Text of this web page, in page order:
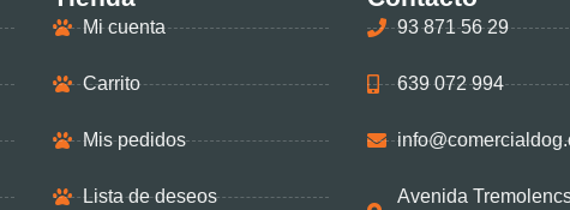
Mi cuenta
Carrito
Mis pedidos
Lista de deseos
93 871 56 29
639 072 994
Avenida